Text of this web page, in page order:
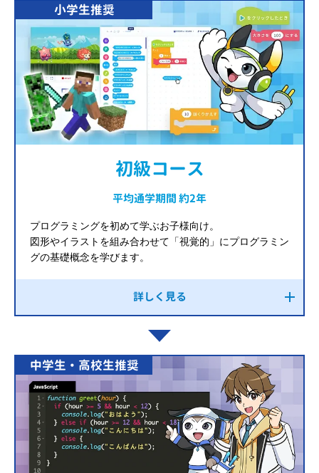
小学生推奨
初級コース
平均通学期間 約2年
プログラミングを初めて学ぶお子様向け。
図形やイラストを組み合わせて「視覚的」にプログラミン
グの基礎概念を学びます。
詳しく見る
中学生・高校生推奨